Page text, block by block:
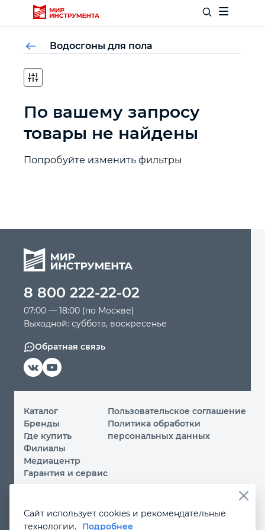
Отделочный инструмент
Слесарный инструмент
Столярный инструмент
Силовое оборудование
Автомобильный инструмент
Крепежный инструмент
Режущий инструмент
Прочий инструмент
Водосгоны для пола
По вашему запросу
товары не найдены
Попробуйте изменить фильтры
8 800 222-22-02
07:00 — 18:00 (по Москве)
Выходной: суббота, воскресенье
Обратная связь
Каталог
Бренды
Где купить
Филиалы
Медиацентр
Гарантия и сервис
Пользовательское соглашение
Политика обработки
персональных данных
Вы принимаете условияполитики обработки
Сайт использует cookies и рекомендательные
технологии.
Подробнее